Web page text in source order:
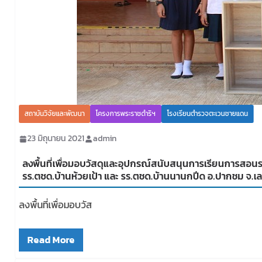
สถาบันวิจัยและพัฒนา โครงการพระราชดำริฯ โรงเรียนตำรวจตะเวนชายแดน
23 มิถุนายน 2021 admin
ลงพื้นที่เพื่อมอบวัสดุและอุปกรณ์สนับสนุนการเรียนการสอน
รร.ตชด.บ้านห้วยเป้า และ รร.ตชด.บ้านนานกปีด อ.ปากชม จ.เ
ลงพื้นที่เพื่อมอบวัส
Read More